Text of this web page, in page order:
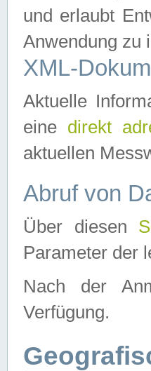
und erlaubt
Anwendung zu
XML-
Aktuelle
eine direkt
aktuellen
Abruf von
Über diesen
Parameter der
Nach der
Verfügung.